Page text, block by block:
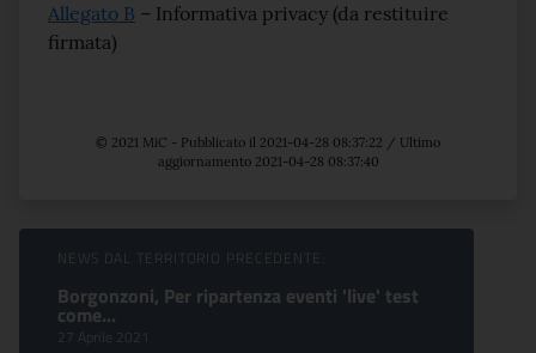
Allegato B – Informativa privacy (da restituire
firmata)
© 2021 MiC - Pubblicato il 2021-04-28 08:37:22 / Ultimo
aggiornamento 2021-04-28 08:37:40
Sfoglia comunicati
NEWS DAL TERRITORIO PRECEDENTE:
Borgonzoni, Per ripartenza eventi 'live' test
come...
27 Aprile 2021